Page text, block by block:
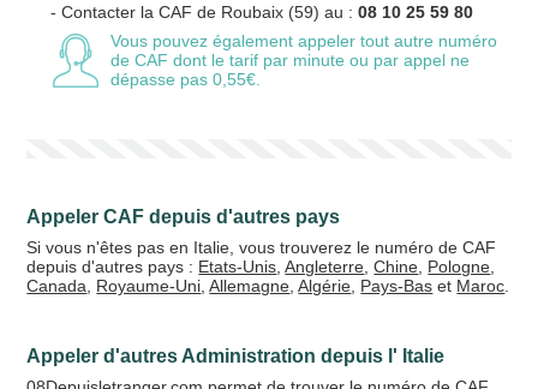
- Contacter la CAF de Roubaix (59) au :08 10 25 59 80
Vous pouvez également appeler tout autre numéro
de CAF dont le tarif par minute ou par appel ne
dépasse pas 0,55€.
Appeler CAF depuis d'autres pays
Si vous n'êtes pas en Italie, vous trouverez le numéro de CAF
depuis d'autres pays : Etats-Unis ,Angleterre ,Chine Pologne
Canada
Royaume-Uni ,Allemagne ,Algérie Pays-Bas et Maroc
Appeler d'autres Administration depuis l' Italie